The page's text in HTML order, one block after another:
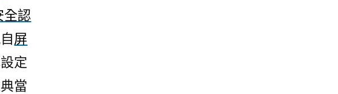
全認
屏
定
當